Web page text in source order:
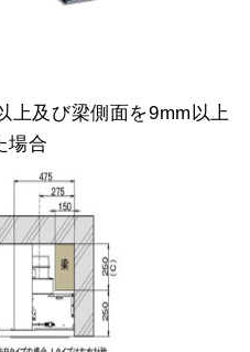
上及び梁側面を9mm以上
場合